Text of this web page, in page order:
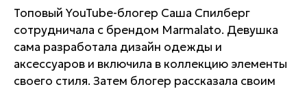
Топовый YouTube-блогер Саша Спилберг
сотрудничала с брендом Marmalato. Девушка
сама разработала дизайн одежды и
аксессуаров и включила в коллекцию элементы
своего стиля. Затем блогер рассказала своим